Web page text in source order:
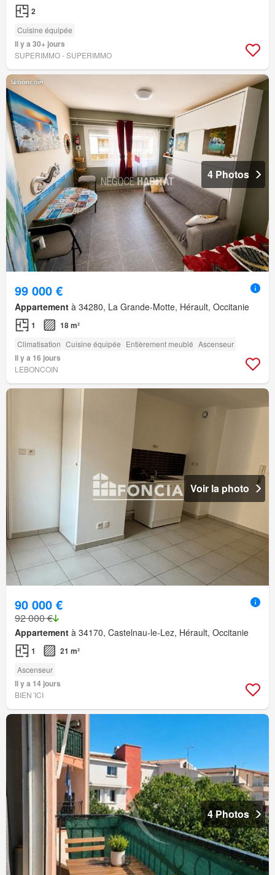
2
Cuisine équipée
Il y a 30+ jours
SUPERIMMO - SUPERIMMO
4 Photos
99 000 €
Appartement à 34280, La Grande-Motte, Hérault, Occitanie
1 18 m²
Climatisation Cuisine équipée Entièrement meublé Ascenseur
Il y a 16 jours
LEBONCOIN
Voir la photo
90 000 €
92 000 €
Appartement à 34170, Castelnau-le-Lez, Hérault, Occitanie
1 21 m²
Ascenseur
Il y a 14 jours
BIEN´ICI
4 Photos